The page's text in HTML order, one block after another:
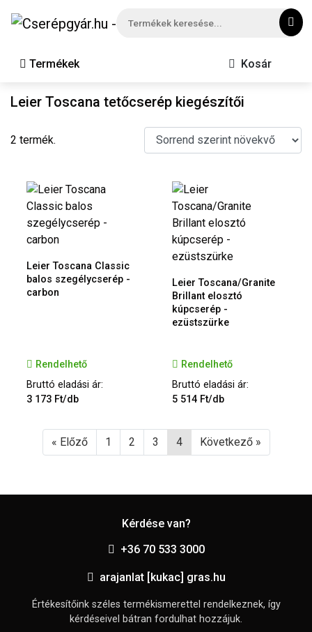
Termékek Kosár
Leier Toscana tetőcserép kiegészítői
2 termék.
Leier Toscana Classic
balos szegélycserép -
carbon
Rendelhető
Bruttó eladási ár:
3 173 Ft/db
Leier Toscana/Granite
Brillant elosztó
kúpcserép -
ezüstszürke
Rendelhető
Bruttó eladási ár:
5 514 Ft/db
« Előző 1 2 3 4 Következő »
Kérdése van?
+36 70 533 3000
arajanlat [kukac] gras.hu
Értékesítőink széles termékismerettel rendelkeznek, így
kérdéseivel bátran fordulhat hozzájuk.